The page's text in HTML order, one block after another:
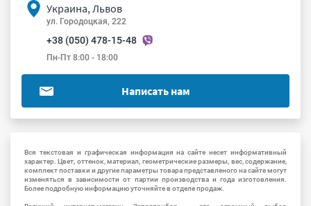
Украина, Львов
ул. Городоцкая, 222
+38 (050) 478-15-48
Пн-Пт 8:00 - 18:00
Написать нам
Вся текстовая и графическая информация на сайте несет информативный
характер. Цвет, оттенок, материал, геометрические размеры, вес, содержание,
комплект поставки и другие параметры товара представленого на сайте могут
изменяться в зависимости от партии производства и года изготовления.
Более подробную информацию уточняйте в отделе продаж.